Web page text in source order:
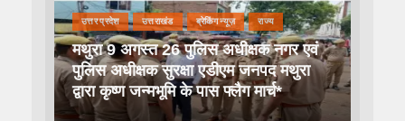
उत्तर प्रदेश उत्तराखंड ब्रेकिंग न्यूज़ राज्य
मथुरा 9 अगस्त 26 पुलिस अधीक्षक नगर एवं
पुलिस अधीक्षक सुरक्षा एडीएम जनपद मथुरा
द्वारा कृष्ण जन्मभूमि के पास फ्लैग मार्च*